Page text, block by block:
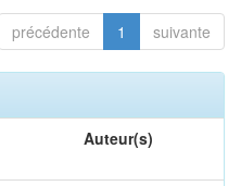
précédente 1 suivante
Auteur(s)